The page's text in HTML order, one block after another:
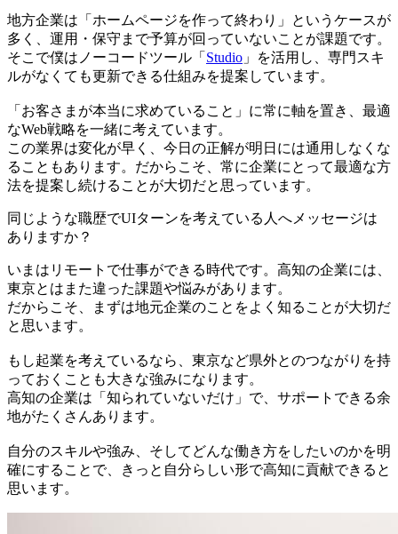
地方企業は「ホームページを作って終わり」というケースが
多く、運用・保守まで予算が回っていないことが課題です。
そこで僕はノーコードツール「 Studio 」を活用し、専門スキ
ルがなくても更新できる仕組みを提案しています。
「お客さまが本当に求めていること」に常に軸を置き、最適
なWeb戦略を一緒に考えています。
この業界は変化が早く、今日の正解が明日には通用しなくな
ることもあります。だからこそ、常に企業にとって最適な方
法を提案し続けることが大切だと思っています。
同じような職歴でUIターンを考えている人へメッセージは
ありますか？
いまはリモートで仕事ができる時代です。高知の企業には、
東京とはまた違った課題や悩みがあります。
だからこそ、まずは地元企業のことをよく知ることが大切だ
と思います。
もし起業を考えているなら、東京など県外とのつながりを持
っておくことも大きな強みになります。
高知の企業は「知られていないだけ」で、サポートできる余
地がたくさんあります。
自分のスキルや強み、そしてどんな働き方をしたいのかを明
確にすることで、きっと自分らしい形で高知に貢献できると
思います。